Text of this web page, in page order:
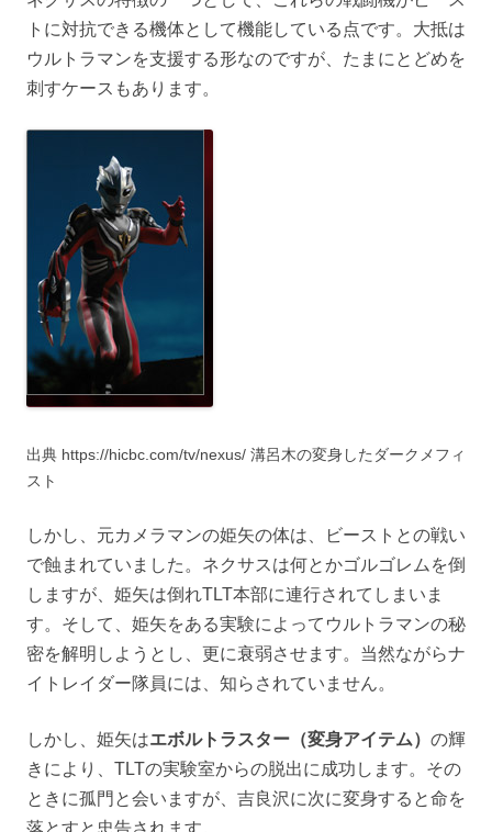
トに対抗できる機体として機能している点です。大抵は
ウルトラマンを支援する形なのですが、たまにとどめを
刺すケースもあります。
出典 https://hicbc.com/tv/nexus/ 溝呂木の変身したダークメフィ
スト
しかし、元カメラマンの姫矢の体は、ビーストとの戦い
で蝕まれていました。ネクサスは何とかゴルゴレムを倒
しますが、姫矢は倒れTLT本部に連行されてしまいま
す。そして、姫矢をある実験によってウルトラマンの秘
密を解明しようとし、更に衰弱させます。当然ながらナ
イトレイダー隊員には、知らされていません。
しかし、姫矢はエボルトラスター（変身アイテム） の輝
きにより、TLTの実験室からの脱出に成功します。その
ときに孤門と会いますが、吉良沢に次に変身すると命を
落とすと忠告されます。